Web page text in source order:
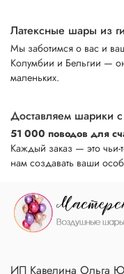
Латексные шары из
Мы заботимся о вас и
Колумбии и Бельгии —
маленьких.
Доставляем шарики
51 000 поводов для
Каждый заказ — это чьи-
нам создавать ваши
ИП Кавелина Ольга